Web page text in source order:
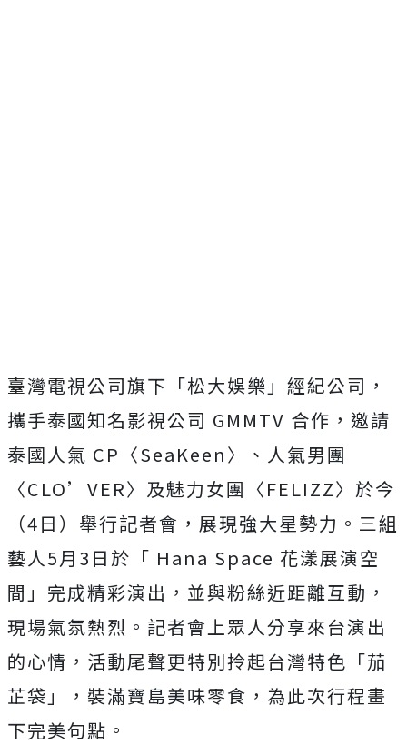
臺灣電視公司旗下 「松大娛樂」 經紀公司 ，
攜手泰國知名影視公司 GMMTV 合作，邀請
泰國人氣 CP 〈SeaKeen〉、人氣男團
〈CLO’VER〉 及魅力女團〈FELIZZ〉於今
（4日） 舉行記者會， 展現強大星勢力。三組
藝人5月 3 日於 「 Hana Space 花漾展演空
間」完成精彩演出， 並與粉絲近距離互動，
現場氣氛熱烈。記者會上眾人分享來台演出
的心情， 活動尾聲更特別拎起台灣特色「茄
芷袋」，裝滿寶島美味零食， 為此次行程畫
下完美句點。